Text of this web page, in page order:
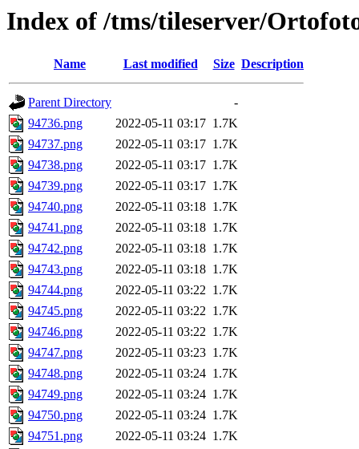
Index of /tms/tileserver/
Name Last modified Size Description
Parent Directory
-
94736.png
2022-05-11 03:17 1.7K
94737.png
2022-05-11 03:17 1.7K
94738.png
2022-05-11 03:17 1.7K
94739.png
2022-05-11 03:17 1.7K
94740.png
2022-05-11 03:18 1.7K
94741.png
2022-05-11 03:18 1.7K
94742.png
2022-05-11 03:18 1.7K
94743.png
2022-05-11 03:18 1.7K
94744.png
2022-05-11 03:22 1.7K
94745.png
2022-05-11 03:22 1.7K
94746.png
2022-05-11 03:22 1.7K
94747.png
2022-05-11 03:23 1.7K
94748.png
2022-05-11 03:24 1.7K
94749.png
2022-05-11 03:24 1.7K
94750.png
2022-05-11 03:24 1.7K
94751.png
2022-05-11 03:24 1.7K